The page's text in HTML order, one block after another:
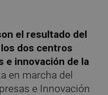
el resultado del
dos centros
e innovación de la
en marcha del
e Innovación